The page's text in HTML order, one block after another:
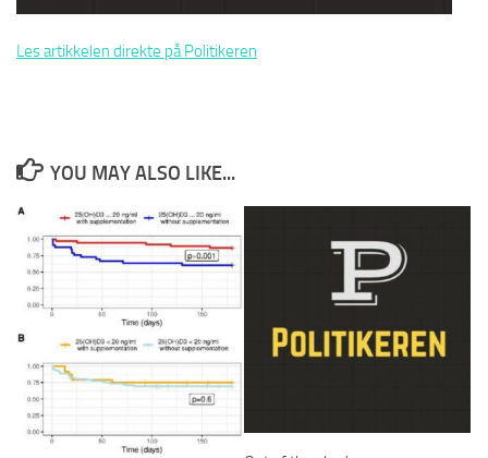
Les artikkelen direkte på Politikeren
YOU MAY ALSO LIKE...